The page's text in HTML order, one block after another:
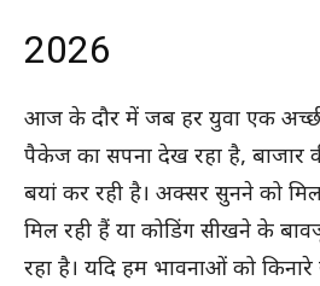
2026
आज के दौर में जब हर युवा एक
पैकेज का सपना देख रहा है,
बयां कर रही है। अक्सर सुनने को
मिल रही हैं या कोडिंग सीखने के
रहा है। यदि हम भावनाओं को